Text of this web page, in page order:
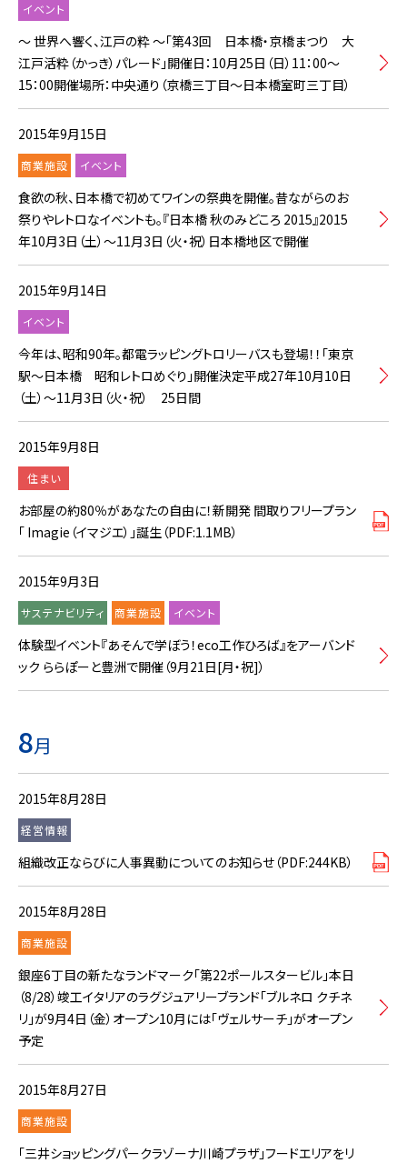
イベント
～ 世界へ響く、江戸の粋 ～「第43回 日本橋・京橋まつり 大
江戸活粋（かっき）パレード」開催日：10月25日（日）11：00～
15：00開催場所：中央通り（京橋三丁目～日本橋室町三丁目）
2015年9月15日
商業施設 イベント
食欲の秋、日本橋で初めてワインの祭典を開催。昔ながらのお
祭りやレトロなイベントも。『日本橋 秋のみどころ 2015』2015
年10月3日（土）～11月3日（火・祝）日本橋地区で開催
2015年9月14日
イベント
今年は、昭和90年。都電ラッピングトロリーバスも登場！！「東京
駅～日本橋 昭和レトロめぐり」開催決定平成27年10月10日
（土）～11月3日（火・祝） 25日間
2015年9月8日
住まい
お部屋の約80％があなたの自由に！新開発 間取りフリープラン
「 Imagie（イマジエ）」誕生（PDF:1.1MB）
2015年9月3日
サステナビリティ 商業施設 イベント
体験型イベント『あそんで学ぼう！eco工作ひろば』をアーバンド
ック ららぽーと豊洲で開催（9月21日[月・祝]）
8月
2015年8月28日
経営情報
組織改正ならびに人事異動についてのお知らせ（PDF:244KB）
2015年8月28日
商業施設
銀座6丁目の新たなランドマーク「第22ポールスタービル」本日
（8/28）竣工イタリアのラグジュアリーブランド「ブルネロ クチネ
リ」が9月4日（金）オープン10月には「ヴェルサーチ」がオープン
予定
2015年8月27日
商業施設
「三井ショッピングパークラゾーナ川崎プラザ」フードエリアをリ